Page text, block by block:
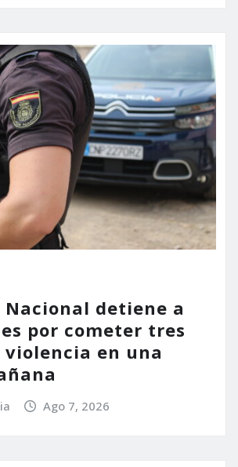
Nacional detiene a
por cometer tres
violencia en una
Ago 7, 2026